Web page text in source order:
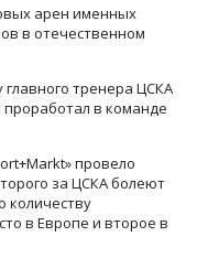
арен именных
в отечественном
главного тренера ЦСКА
в команде
провело
за ЦСКА болеют
количеству
в Европе и второе в